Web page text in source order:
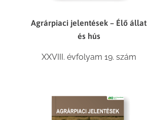
Agrárpiaci jelentések – Élő állat
és hús
XXVIII. évfolyam 19. szám